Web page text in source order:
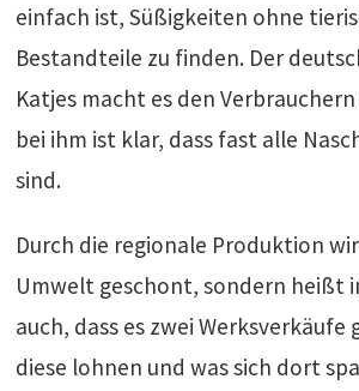
einfach ist, Süßigkeiten ohne
Bestandteile zu finden. Der
Katjes macht es den
bei ihm ist klar, dass fast alle
sind.
Durch die regionale Produktion
Umwelt geschont, sondern heißt
auch, dass es zwei Werksverkäufe
diese lohnen und was sich dort